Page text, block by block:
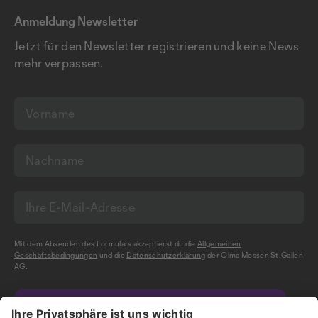
Anmeldung Newsletter
Jetzt für den Newsletter registrieren und keine News
mehr verpassen.
Mit dem Absenden des Formulars akzeptierst du dieAllgemeinen
Geschäftsbedingungen und die Datenschutzerklärung der Olma Messen St.Gallen
AG.